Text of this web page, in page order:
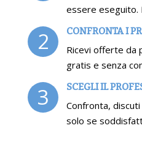
essere eseguito.
2 CONFRONTA I
Ricevi offerte da
gratis e senza
3 SCEGLI IL
Confronta,
solo se